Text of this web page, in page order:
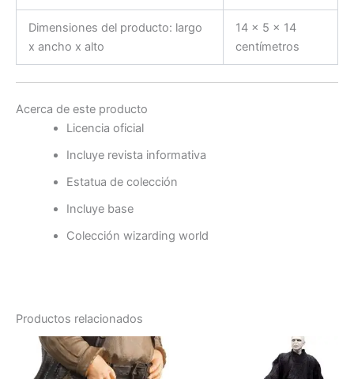
Dimensiones del producto: largo
x ancho x alto
14 x 5 x 14
centímetros
Acerca de este producto
Licencia oficial
Incluye revista informativa
Estatua de colección
Incluye base
Colección wizarding world
Productos relacionados